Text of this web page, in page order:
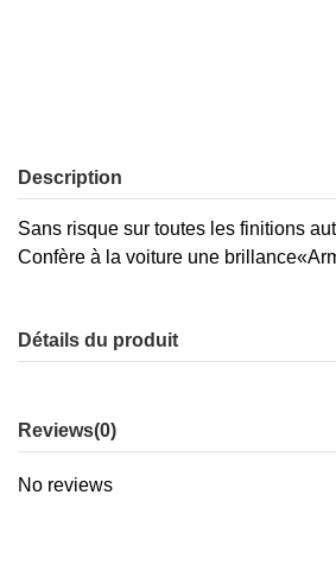
Description
Sans risque sur toutes les finitions
Confère à la voiture une
Détails du produit
Reviews(0)
No reviews